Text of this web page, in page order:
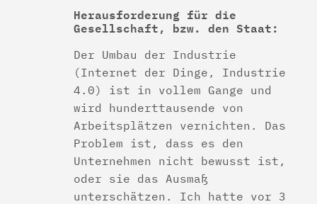
Herausforderung für die
Gesellschaft, bzw. den Staat:
Der Umbau der Industrie
(Internet der Dinge, Industrie
4.0) ist in vollem Gange und
wird hunderttausende von
Arbeitsplätzen vernichten. Das
Problem ist, dass es den
Unternehmen nicht bewusst ist,
oder sie das Ausmaß
unterschätzen. Ich hatte vor 3